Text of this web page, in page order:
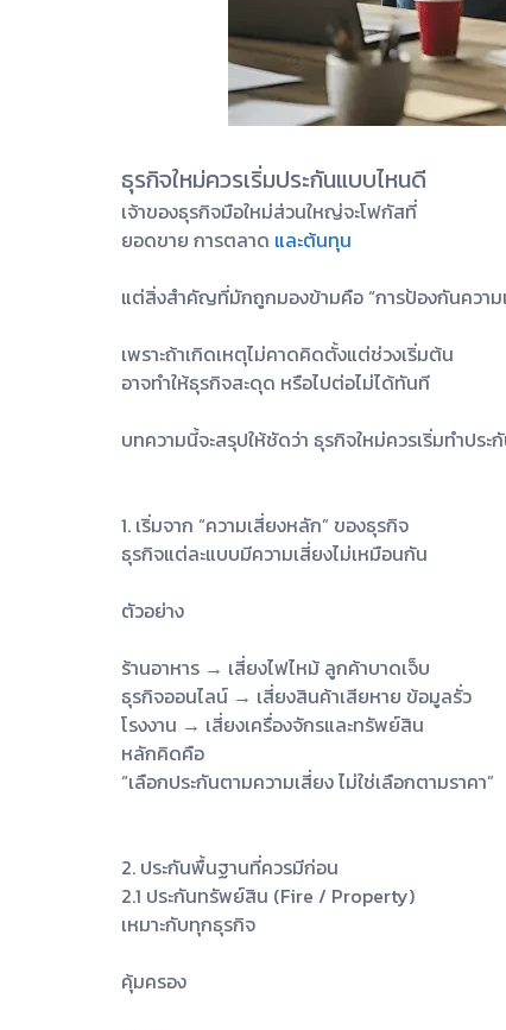
ธุรกิจใหม่ควรเริ่มประกันแบบไหนดี
เจ้าของธุรกิจมือใหม่ส่วนใหญ่จะโฟกัสที่
ยอดขาย การตลาด และต้นทุน
แต่สิ่งสำคัญที่มักถูกมองข้ามคือ “การป้องกันความ
เพราะถ้าเกิดเหตุไม่คาดคิดตั้งแต่ช่วงเริ่มต้น
อาจทำให้ธุรกิจสะดุด หรือไปต่อไม่ได้ทันที
บทความนี้จะสรุปให้ชัดว่า ธุรกิจใหม่ควรเริ่มทำปร
1. เริ่มจาก “ความเสี่ยงหลัก” ของธุรกิจ
ธุรกิจแต่ละแบบมีความเสี่ยงไม่เหมือนกัน
ตัวอย่าง
ร้านอาหาร → เสี่ยงไฟไหม้ ลูกค้าบาดเจ็บ
ธุรกิจออนไลน์ → เสี่ยงสินค้าเสียหาย ข้อมูลรั่ว
โรงงาน → เสี่ยงเครื่องจักรและทรัพย์สิน
หลักคิดคือ
“เลือกประกันตามความเสี่ยง ไม่ใช่เลือกตามราคา”
2. ประกันพื้นฐานที่ควรมีก่อน
2.1 ประกันทรัพย์สิน (Fire / Property)
เหมาะกับทุกธุรกิจ
คุ้มครอง